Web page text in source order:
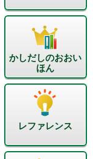
かしだしのおおい
ほん
レファレンス